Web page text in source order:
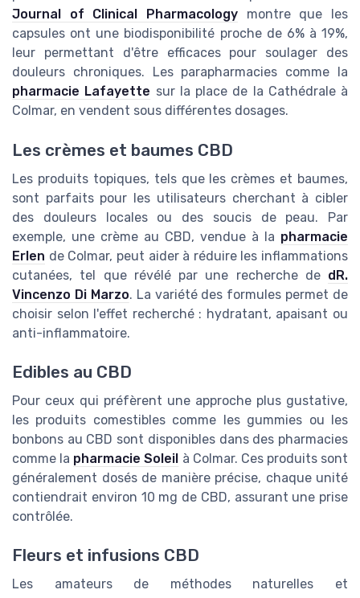
Journal of Clinical Pharmacology montre que les
capsules ont une biodisponibilité proche de 6% à 19%,
leur permettant d'être efficaces pour soulager des
douleurs chroniques. Les parapharmacies comme la
pharmacie Lafayette sur la place de la Cathédrale à
Colmar, en vendent sous différentes dosages.
Les crèmes et baumes CBD
Les produits topiques, tels que les crèmes et baumes,
sont parfaits pour les utilisateurs cherchant à cibler
des douleurs locales ou des soucis de peau. Par
exemple, une crème au CBD, vendue à la pharmacie
Erlen de Colmar, peut aider à réduire les inflammations
cutanées, tel que révélé par une recherche de dR.
Vincenzo Di Marzo. La variété des formules permet de
choisir selon l'effet recherché : hydratant, apaisant ou
anti-inflammatoire.
Edibles au CBD
Pour ceux qui préfèrent une approche plus gustative,
les produits comestibles comme les gummies ou les
bonbons au CBD sont disponibles dans des pharmacies
comme la pharmacie Soleil à Colmar. Ces produits sont
généralement dosés de manière précise, chaque unité
contiendrait environ 10 mg de CBD, assurant une prise
contrôlée.
Fleurs et infusions CBD
Les amateurs de méthodes naturelles et